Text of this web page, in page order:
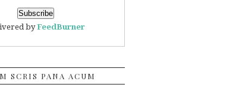
byFeedBurner
SCRIS PANA ACUM